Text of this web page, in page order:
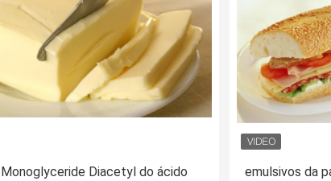
Monoglyceride Diacetyl do ácido
emulsivos da